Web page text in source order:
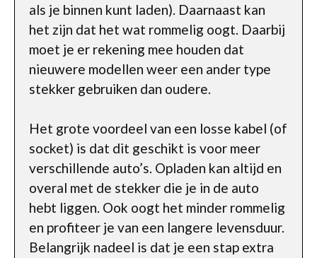
als je binnen kunt laden). Daarnaast kan
het zijn dat het wat rommelig oogt. Daarbij
moet je er rekening mee houden dat
nieuwere modellen weer een ander type
stekker gebruiken dan oudere.
Het grote voordeel van een losse kabel (of
socket) is dat dit geschikt is voor meer
verschillende auto’s. Opladen kan altijd en
overal met de stekker die je in de auto
hebt liggen. Ook oogt het minder rommelig
en profiteer je van een langere levensduur.
Belangrijk nadeel is dat je een stap extra